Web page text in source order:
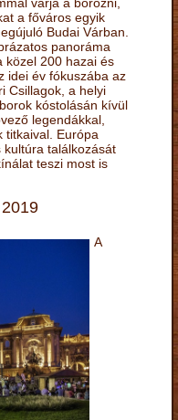
várja a borozni,
a főváros egyik
Budai Várban.
panoráma
közel 200 hazai és
idei év fókuszába az
Csillagok, a helyi
kóstolásán kívül
legendákkal,
titkaival. Európa
találkozását
teszi most is
A